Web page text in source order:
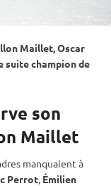
Maillet, Oscar
suite champion de
son
Maillet
manquaient à
Perrot, Émilien